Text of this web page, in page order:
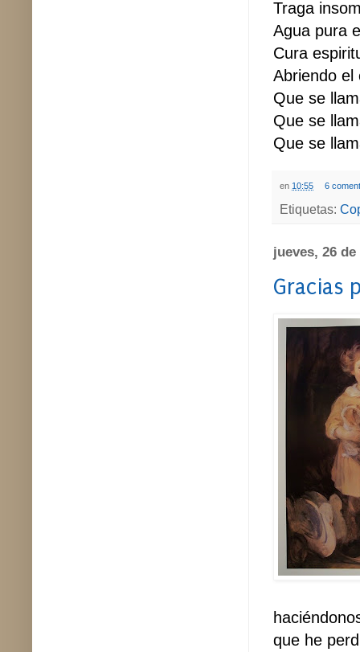
Traga
Agua pura
Cura
Abriendo el
Que se
Que se
Que se
en 10:55 6
Etiquetas:
jueves, 26
Gracias
que he